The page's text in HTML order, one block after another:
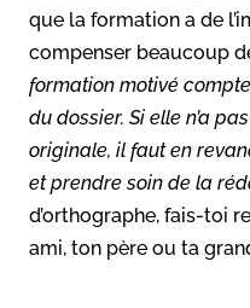
que la formation a de
compenser beaucoup
formation motivé
du dossier. Si elle n’a
originale, il faut en
et prendre soin de la
d’orthographe, fais-toi
ami, ton père ou ta